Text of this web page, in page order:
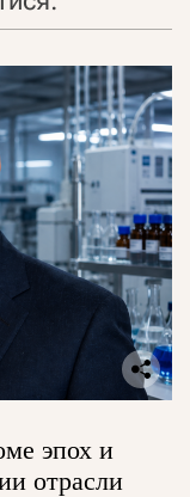
эпох и
отрасли